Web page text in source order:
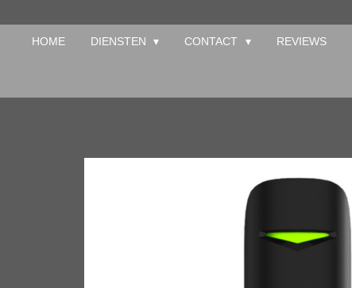
HOME DIENSTEN CONTACT REVIEWS